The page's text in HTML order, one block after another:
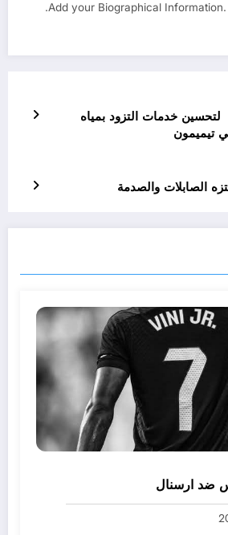
Add your Biographical Information.
خدمات التزود بمياه
تيميمون
الصابلات والصدمة
ضد ارسنال